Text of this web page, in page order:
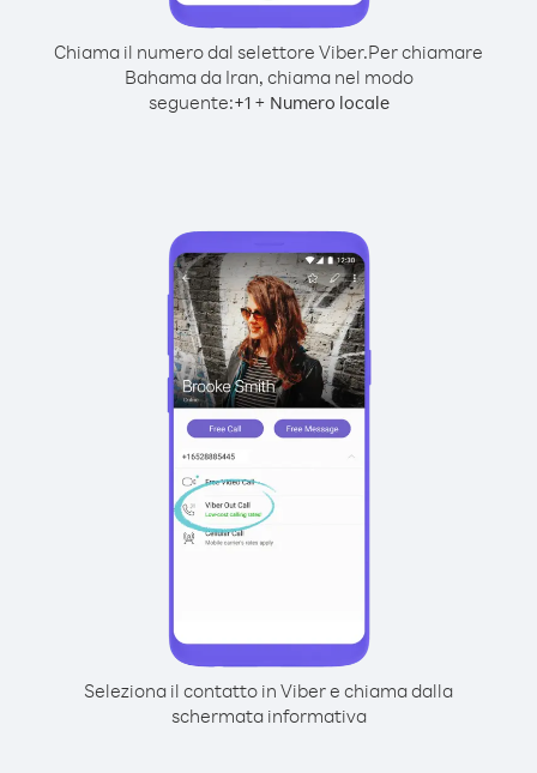
Chiama il numero dal selettore Viber.Per chiamare
Bahama da Iran, chiama nel modo
seguente:+1+ Numero locale
Seleziona il contatto in Viber e chiama dalla
schermata informativa